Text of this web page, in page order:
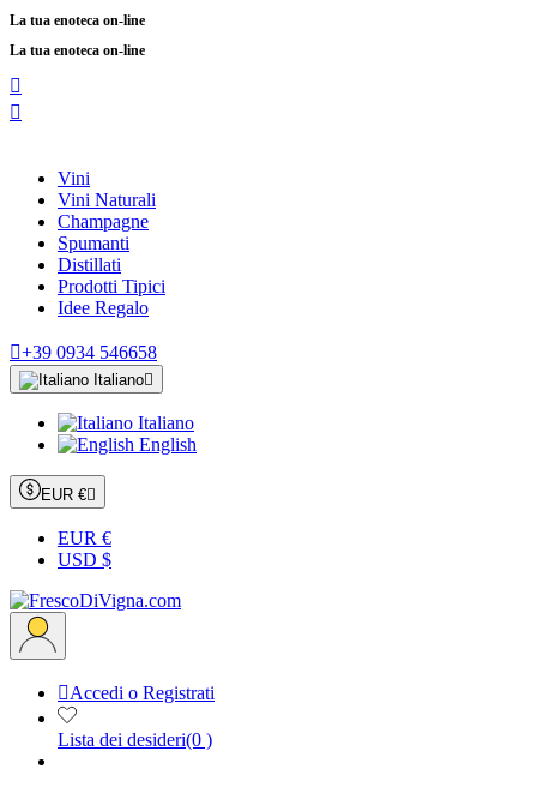
La tua enoteca on-line
La tua enoteca on-line


Vini
Vini Naturali
Champagne
Spumanti
Distillati
Prodotti Tipici
Idee Regalo
+39 0934 546658
Italiano
Italiano
English
EUR €
EUR €
USD $
Accedi o Registrati
Lista dei desideri(0 )